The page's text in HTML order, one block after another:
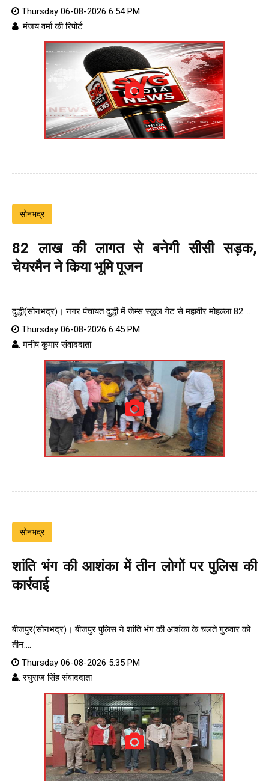
Thursday 06-08-2026 6:54 PM
: मंजय वर्मा की रिपोर्ट
सोनभद्र
82 लाख की लागत से बनेगी सीसी सड़क,
चेयरमैन ने किया भूमि पूजन
दुद्धी(सोनभद्र)। नगर पंचायत दुद्धी में जेम्स स्कूल गेट से महावीर मोहल्ला 82....
Thursday 06-08-2026 6:45 PM
: मनीष कुमार संवाददाता
सोनभद्र
शांति भंग की आशंका में तीन लोगों पर पुलिस की
कार्रवाई
बीजपुर(सोनभद्र)। बीजपुर पुलिस ने शांति भंग की आशंका के चलते गुरुवार को
तीन....
Thursday 06-08-2026 5:35 PM
: रघुराज सिंह संवाददाता